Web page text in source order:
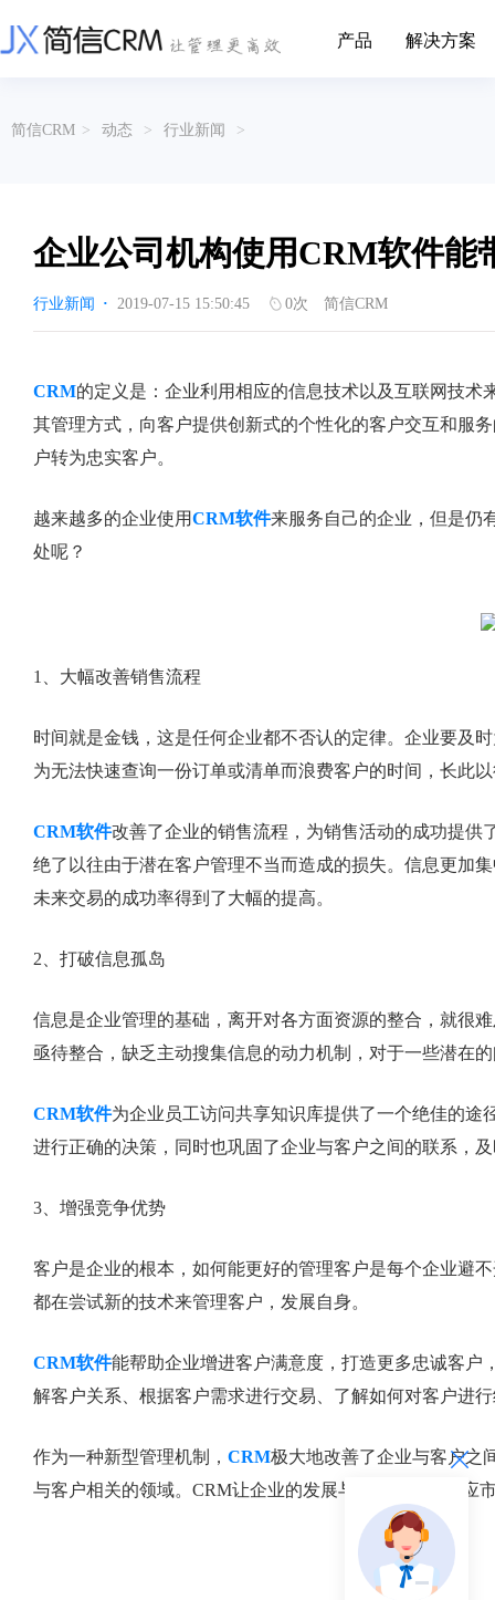
产品
营销云
从营销获客到商机转化的全流程管理
渠道云
融合分公司、经销商、总部伙伴管理
涵盖多种售前/后服务元素功能和接入
涵盖多种售前/后服务元素功能和接入
解决方案
挖现有客户价值以及开发更多新...
的现代化管理
传媒企业自身由于数字化传媒的发
展，对其内部控制建设和完善也是...
进装修行业往
互联网等相关信息技术的发展是支撑
互联网金融模式发展的基石，给...
通过数字化方
享受个性化的
帮助文档
以CRM产品为基础的功能点
关于简信
简信CRM > 动态 > 行业新闻 >
企业公司机构使用CRM软件能
行业新闻 · 2019-07-15 15:50:45 0次 简信CRM
CRM的定义是：企业利用相应的信息技术以及互联网技术
其管理方式，向客户提供创新式的个性化的客户交互和服
户转为忠实客户。
越来越多的企业使用CRM软件来服务自己的企业，但是仍
处呢？
1、大幅改善销售流程
时间就是金钱，这是任何企业都不否认的定律。企业要及
为无法快速查询一份订单或清单而浪费客户的时间，长此
CRM软件改善了企业的销售流程，为销售活动的成功提供
绝了以往由于潜在客户管理不当而造成的损失。信息更加
未来交易的成功率得到了大幅的提高。
2、打破信息孤岛
信息是企业管理的基础，离开对各方面资源的整合，就很
亟待整合，缺乏主动搜集信息的动力机制，对于一些潜在
CRM软件为企业员工访问共享知识库提供了一个绝佳的途
进行正确的决策，同时也巩固了企业与客户之间的联系，
3、增强竞争优势
客户是企业的根本，如何能更好的管理客户是每个企业避
都在尝试新的技术来管理客户，发展自身。
CRM软件能帮助企业增进客户满意度，打造更多忠诚客户
解客户关系、根据客户需求进行交易、了解如何对客户进
作为一种新型管理机制， CRM极大地改善了企业与客户之
与客户相关的领域。CRM让企业的发展与时俱进，更适应